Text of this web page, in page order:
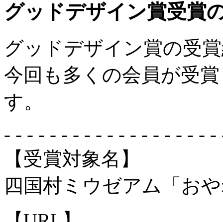
グッドデザイン賞受賞
グッドデザイン賞の受
今回も多くの会員が受
す。
- - - - - - - - - - - - - - - - - - -
【受賞対象名】
四国村ミウゼアム「お